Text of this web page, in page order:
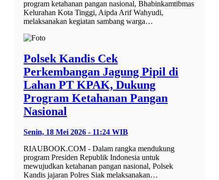
program ketahanan pangan nasional, Bhabinkamtibmas
Kelurahan Kota Tinggi, Aipda Arif Wahyudi,
melaksanakan kegiatan sambang warga…
Polsek Kandis Cek
Perkembangan Jagung Pipil di
Lahan PT KPAK, Dukung
Program Ketahanan Pangan
Nasional
Senin, 18 Mei 2026 - 11:24 WIB
RIAUBOOK.COM - Dalam rangka mendukung
program Presiden Republik Indonesia untuk
mewujudkan ketahanan pangan nasional, Polsek
Kandis jajaran Polres Siak melaksanakan…